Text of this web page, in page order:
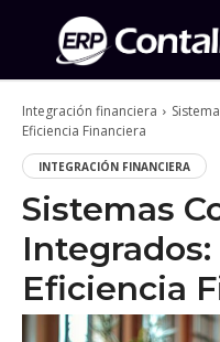
Integración financiera
Eficiencia Financiera
INTEGRACIÓN FINANCIERA
Sistemas
Eficiencia